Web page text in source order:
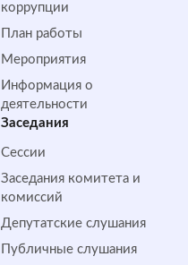
коррупции
План работы
Мероприятия
Информация о
деятельности
Заседания
Сессии
Заседания комитета и
комиссий
Депутатские слушания
Публичные слушания